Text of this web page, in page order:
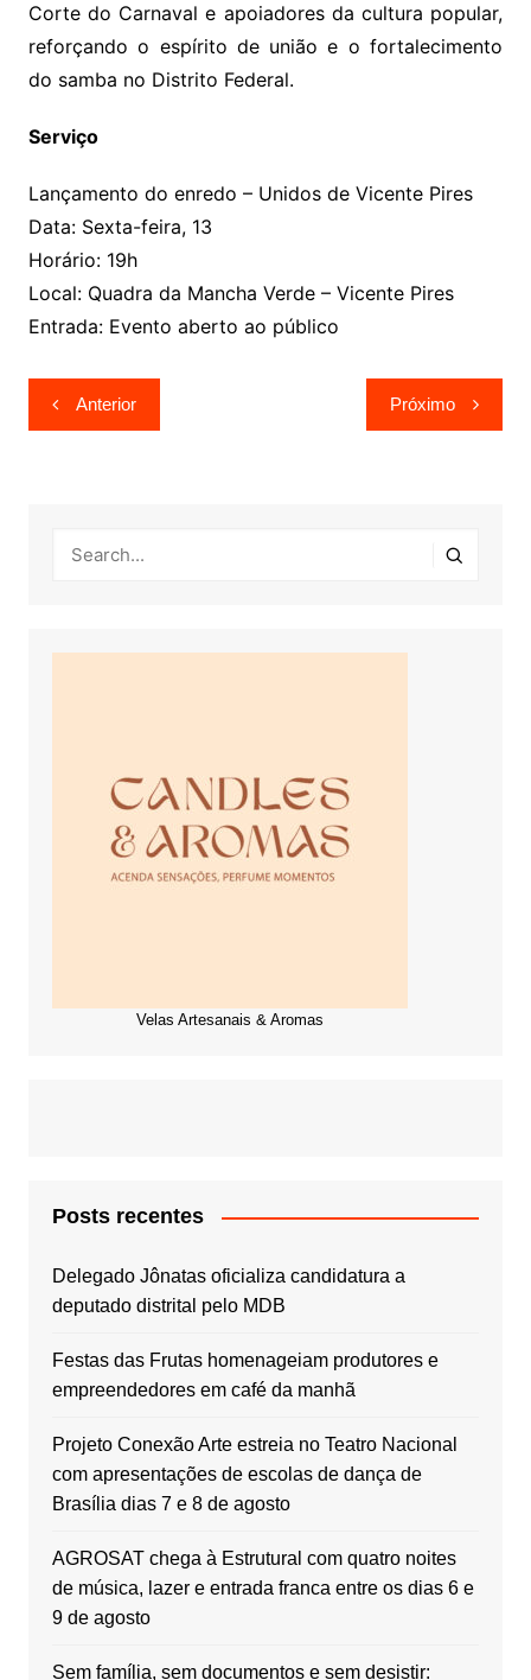
Corte do Carnaval e apoiadores da cultura popular,
reforçando o espírito de união e o fortalecimento
do samba no Distrito Federal.
Serviço
Lançamento do enredo – Unidos de Vicente Pires
Data: Sexta-feira, 13
Horário: 19h
Local: Quadra da Mancha Verde – Vicente Pires
Entrada: Evento aberto ao público
Navegação
de
Anterior Próximo
Velas Artesanais & Aromas
Posts recentes
Delegado Jônatas oficializa candidatura a
deputado distrital pelo MDB
Festas das Frutas homenageiam produtores e
empreendedores em café da manhã
Projeto Conexão Arte estreia no Teatro Nacional
com apresentações de escolas de dança de
Brasília dias 7 e 8 de agosto
AGROSAT chega à Estrutural com quatro noites
de música, lazer e entrada franca entre os dias 6 e
9 de agosto
Sem família, sem documentos e sem desistir: